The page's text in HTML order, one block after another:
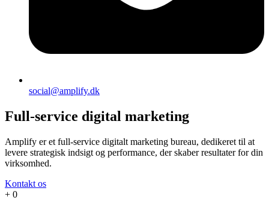
social@amplify.dk
Full-service digital marketing
Amplify er et full-service digitalt marketing bureau, dedikeret til at
levere strategisk indsigt og performance, der skaber resultater for din
virksomhed.
Kontakt os
+ 0